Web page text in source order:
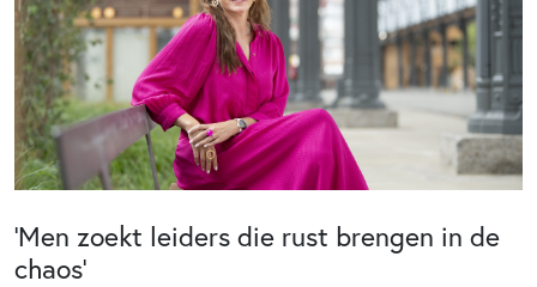
‘Men zoekt leiders die rust brengen in de
chaos’